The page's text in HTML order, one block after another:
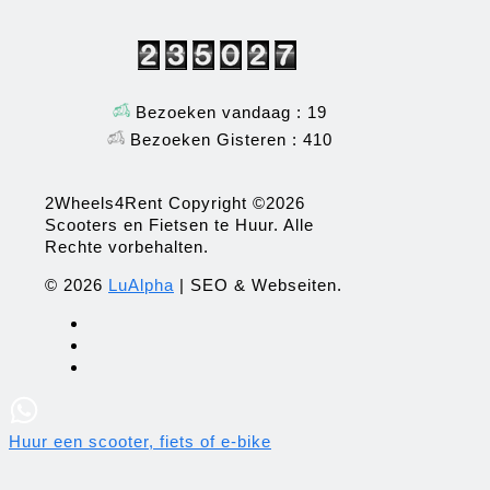
Bezoeken vandaag : 19
Bezoeken Gisteren : 410
2Wheels4Rent Copyright ©2026
Scooters en Fietsen te Huur. Alle
Rechte vorbehalten.
© 2026 LuAlpha | SEO & Webseiten.
Huur een scooter, fiets of e-bike